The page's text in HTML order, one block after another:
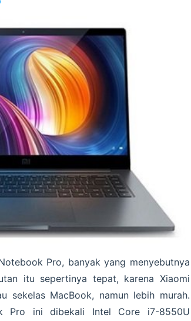
Pro, banyak yang menyebutnya
itu sepertinya tepat, karena Xiaomi
sekelas MacBook, namun lebih murah.
Pro ini dibekali Intel Core i7-8550U